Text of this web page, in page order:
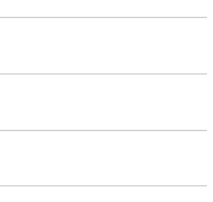
HẠNH PHÚC” NĂM
ĐÁNH GIÁ KẾT QUẢ